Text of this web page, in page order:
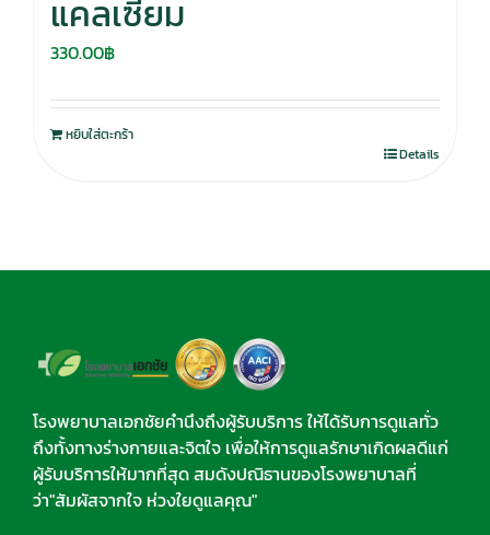
แคลเซียม
330.00฿
หยิบใส่ตะกร้า
Details
โรงพยาบาลเอกชัยคำนึงถึงผู้รับบริการ ให้ได้รับการดูแลทั่ว
ถึงทั้งทางร่างกายและจิตใจ เพื่อให้การดูแลรักษาเกิดผลดีแก่
ผู้รับบริการให้มากที่สุด สมดังปณิธานของโรงพยาบาลที่
ว่า"สัมผัสจากใจ ห่วงใยดูแลคุณ"